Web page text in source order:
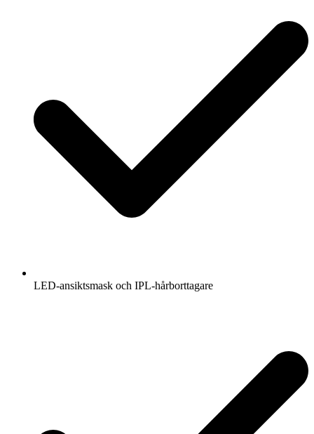
LED-ansiktsmask och IPL-hårborttagare